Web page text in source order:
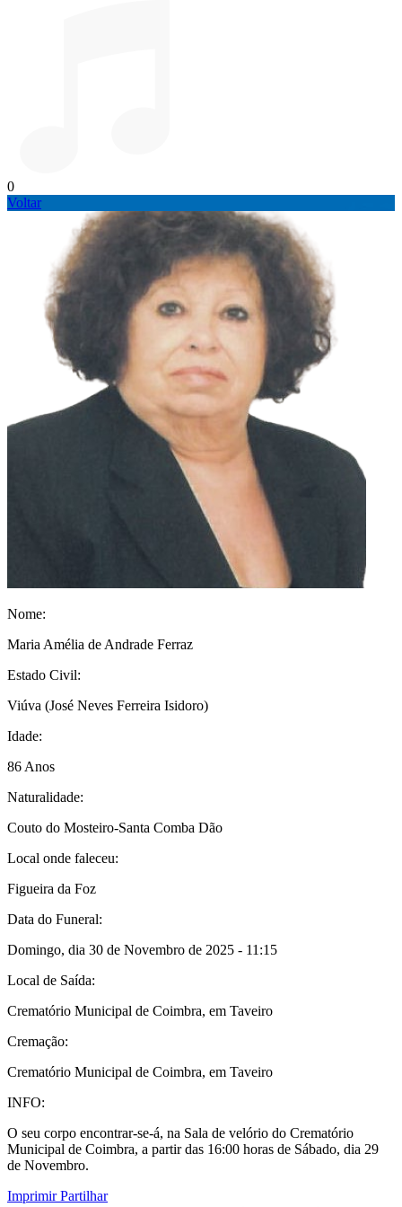
0
Voltar
Nome:
Maria Amélia de Andrade Ferraz
Estado Civil:
Viúva (José Neves Ferreira Isidoro)
Idade:
86 Anos
Naturalidade:
Couto do Mosteiro-Santa Comba Dão
Local onde faleceu:
Figueira da Foz
Data do Funeral:
Domingo, dia 30 de Novembro de 2025 - 11:15
Local de Saída:
Crematório Municipal de Coimbra, em Taveiro
Cremação:
Crematório Municipal de Coimbra, em Taveiro
INFO:
O seu corpo encontrar-se-á, na Sala de velório do Crematório
Municipal de Coimbra, a partir das 16:00 horas de Sábado, dia 29
de Novembro.
Imprimir Partilhar